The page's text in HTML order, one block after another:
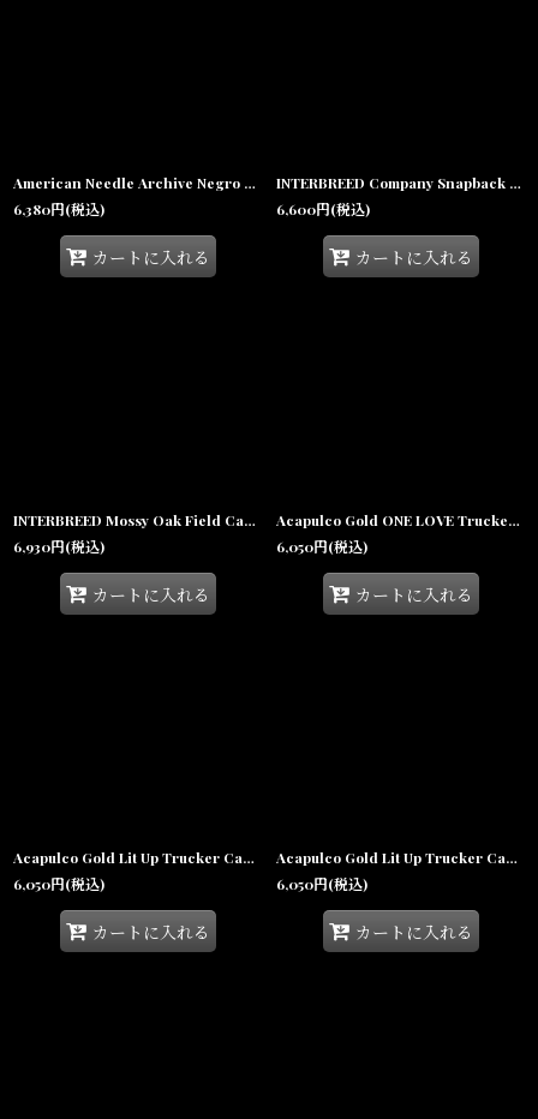
American Needle Archive Negro League New York Black Yankees NY Strapback Cap ニューヨーク ブラックヤンキース ストラップバック キャップ 【沖縄 セレクトショップ SHELLTER】
6,380円(税込)
カートに入れる
INTERBREED Company Snapback Black インターブリード スナップバック キャップ サンプリング 帽子 沖縄 ストリートファッション
6,600円(税込)
カートに入れる
INTERBREED Mossy Oak Field Cap Real Tree インターブリード モッシーオーク リアルツリー カモフラージュ 6パネルキャップ 帽子
6,930円(税込)
カートに入れる
Acapulco Gold ONE LOVE Trucker Cap アカプルコゴールド ワンラブ メッシュキャップ トラッカーキャップ 帽子
6,050円(税込)
カートに入れる
Acapulco Gold Lit Up Trucker Cap Navy/White アカプルコゴールド メッシュキャップ トラッカーキャップ ハイクラウン 帽子
6,050円(税込)
カートに入れる
Acapulco Gold Lit Up Trucker Cap Black アカプルコゴールド メッシュキャップ トラッカーキャップ ハイクラウン 帽子
6,050円(税込)
カートに入れる